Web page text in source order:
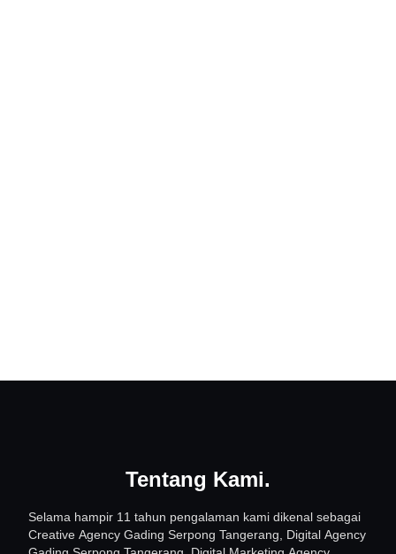
Tentang Kami.
Selama hampir 11 tahun pengalaman kami dikenal sebagai
Creative Agency Gading Serpong Tangerang, Digital Agency